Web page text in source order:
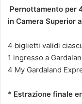
Pernottamento per
in Camera Superior
4 biglietti validi
1 ingresso a
4 My Gardaland
* Estrazione finale